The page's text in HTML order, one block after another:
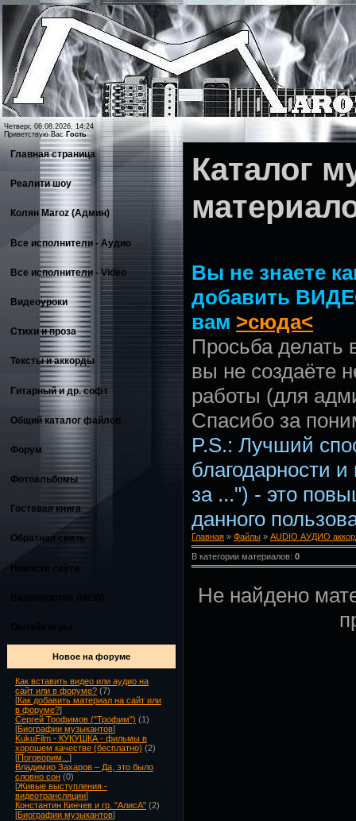
Четверг, 06.08.2026, 14:24
Приветствую Вас Гость
Главная страница
Реалити шоу
Колян Maroz (Админ)
Все исполнители - Аудио
Все исполнители - Video
Видеоуроки
Стихи и проза
Тексты и аккорды
Гитарный и др. софт
Общий каталог файлов
Форум
Фотоальбомы
Гостевая книга
Обратная связь
Новости сайта
Новое на форуме
Как вставить видео или аудио на
сайт или в форуме? (7)
[Как добавить материал на сайт или
в форуме?]
Сергей Трофимов ("Трофим") (1)
[Биографии музыкантов]
KukuFilm - КУКУШКА - фильмы в
хорошем качестве (бесплатно) (2)
[Поговорим... ]
Владимир Захаров – Да, это было
словно сон (0)
[Живые выступления -
видеотрансляции]
Константин Кинчев и гр. "АлисА" (2)
[Биографии музыкантов]
Каталог
Вы не знаете
добавить
вам >сюда<
Просьба делать
вы не создаёте
работы (для
Спасибо за
P.S.: Лучший
благодарности
за ...") - это
данного
Главная » Файлы » AUDIO АУДИО
В категории материалов: 0
Не найдено